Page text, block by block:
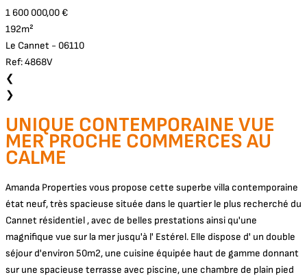
1 600 000,00 €
192m²
Le Cannet - 06110
Ref: 4868V
❮
❯
UNIQUE CONTEMPORAINE VUE
MER PROCHE COMMERCES AU
CALME
Amanda Properties vous propose cette superbe villa contemporaine
état neuf, très spacieuse située dans le quartier le plus recherché du
Cannet résidentiel , avec de belles prestations ainsi qu'une
magnifique vue sur la mer jusqu'à l' Estérel. Elle dispose d' un double
séjour d'environ 50m2, une cuisine équipée haut de gamme donnant
sur une spacieuse terrasse avec piscine, une chambre de plain pied